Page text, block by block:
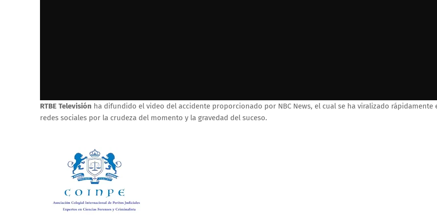
RTBE Televisión ha difundido el video del accidente proporcionado por NBC News, el cual se ha viralizado rápidamente
redes sociales por la crudeza del momento y la gravedad del suceso.